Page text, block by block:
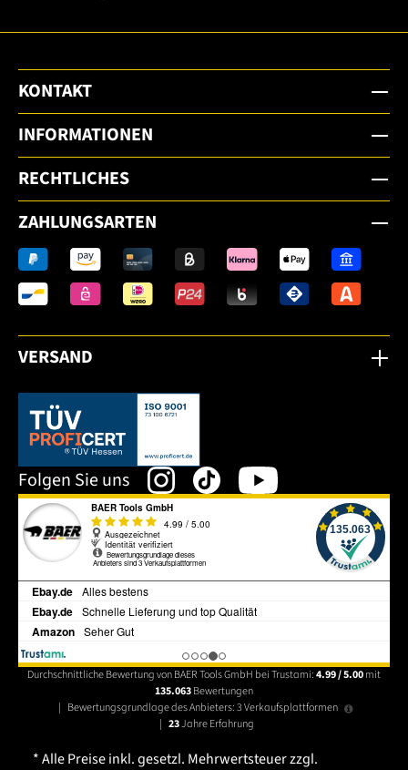
KONTAKT
INFORMATIONEN
RECHTLICHES
ZAHLUNGSARTEN
VERSAND
Dieser Link öffnet sich in einem neuen Tab.
Folgen Sie uns
Durchschnittliche Bewertung von BAER Tools GmbH bei Trustami:4.99 / 5.00mit
135.063Bewertungen
| Bewertungsgrundlage des Anbieters: 3 Verkaufsplattformen
| 23Jahre Erfahrung
* Alle Preise inkl. gesetzl. Mehrwertsteuer zzgl.